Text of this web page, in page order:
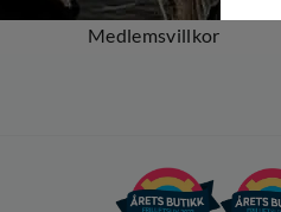
Medlemsvillkor